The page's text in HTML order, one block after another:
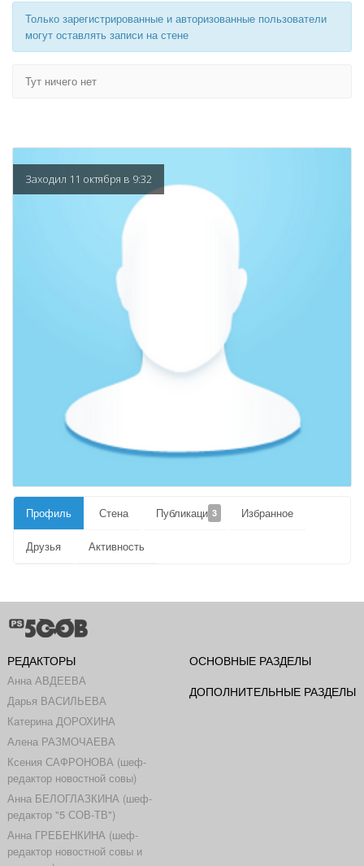
Только зарегистрированные и авторизованные пользователи
могут оставлять записи на стене
Тут ничего нет
Заходил 11 октября в 9:32
Профиль Стена Публикации3 Избранное
Друзья Активность
РЕДАКТОРЫ
Анна АВДЕЕВА
Дарья ВАСИЛЬЕВА
Катерина ДОРОХИНА
Алена РАЗМОЧАЕВА
Ксения САФРОНОВА (шеф-
редактор новостной совы)
Анна БЕЛОГЛАЗКИНА (шеф-
редактор "5 СОВ-ТВ")
Анна ГРЕБЕНКИНА (шеф-
редактор новостной совы и
ОСНОВНЫЕ РАЗДЕЛЫ
ДОПОЛНИТЕЛЬНЫЕ РАЗДЕЛЫ